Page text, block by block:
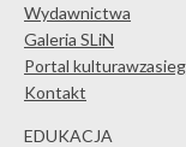
Wydawnictwa
Galeria SLiN
Portal
Kontakt
EDUKACJA